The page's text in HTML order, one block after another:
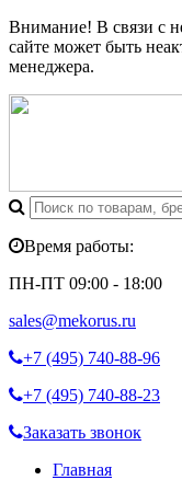
Внимание! В связи с
сайте может быть
менеджера.
Время работы:
ПН-ПТ 09:00 - 18:00
sales@mekorus.ru
+7 (495) 740-88-96
+7 (495) 740-88-23
Заказать звонок
Главная